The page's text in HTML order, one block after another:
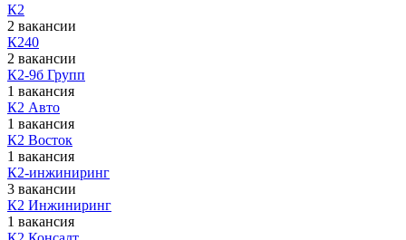
К2
2 вакансии
К240
2 вакансии
К2-9б Групп
1 вакансия
К2 Авто
1 вакансия
К2 Восток
1 вакансия
К2-инжиниринг
3 вакансии
К2 Инжиниринг
1 вакансия